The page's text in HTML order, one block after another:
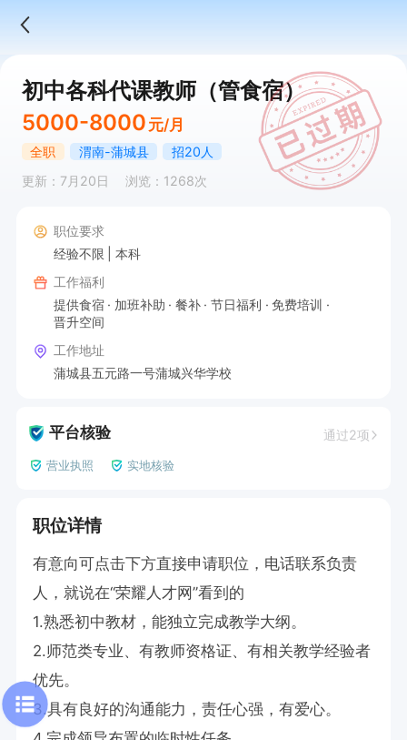
初中各科代课教师（管食宿）
5000-8000 元/月
全职 渭南-蒲城县
招20人
更新：7月20日
浏览：1268次
职位要求
经验不限
本科
工作福利
提供食宿
加班补助 餐补 节日福利
免费培训
晋升空间
工作地址
蒲城县五元路一号蒲城兴华学校
平台核验 通过2项
营业执照 实地核验
职位详情
有意向可点击下方直接申请职位，电话联系负责
人，就说在“荣耀人才网”看到的
1.熟悉初中教材，能独立完成教学大纲。
2.师范类专业、有教师资格证、有相关教学经验者
优先。
3.具有良好的沟通能力，责任心强，有爱心。